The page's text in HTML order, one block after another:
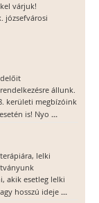
várjuk!
józsefvárosi
állunk.
kerületi megbízóink
is! Nyo ...
lelki
akik esetleg lelki
hosszú ideje ...